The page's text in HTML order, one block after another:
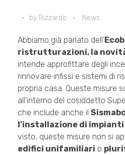
by Rizzardo News
Abbiamo già parlato dell’
ristrutturazioni, la
intende approfittare degli
rinnovare infissi e sistemi di
propria casa. Queste misure
all’interno del cosiddetto
che include anche il
l’installazione di
visto, queste misure non si
edifici unifamiliari o